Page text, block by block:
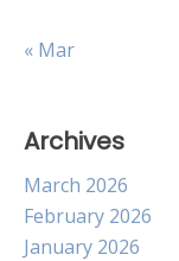
« Mar
Archives
March 2026
February 2026
January 2026